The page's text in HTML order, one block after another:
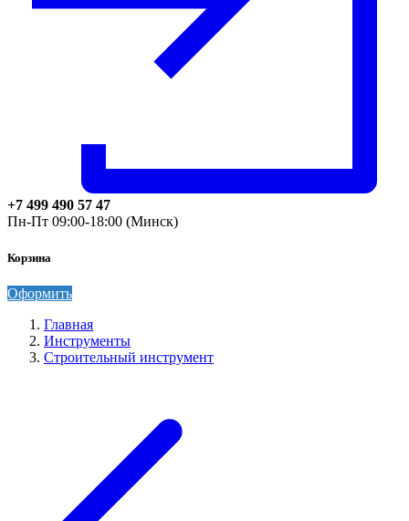
+7 499 490 57 47
Пн-Пт 09:00-18:00 (Минск)
Корзина
Оформить
Главная
Инструменты
Строительный инструмент